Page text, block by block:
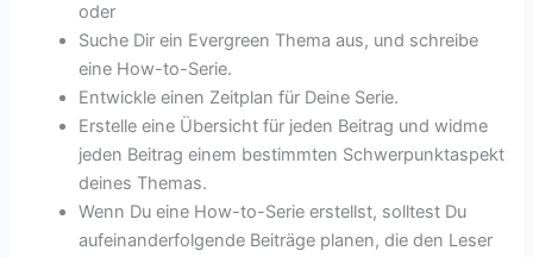
oder
Suche Dir ein Evergreen Thema aus, und schreibe
eine How-to-Serie.
Entwickle einen Zeitplan für Deine Serie.
Erstelle eine Übersicht für jeden Beitrag und widme
jeden Beitrag einem bestimmten Schwerpunktaspekt
deines Themas.
Wenn Du eine How-to-Serie erstellst, solltest Du
aufeinanderfolgende Beiträge planen, die den Leser